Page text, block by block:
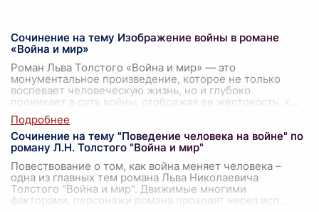
Сочинение на тему Изображение войны в романе
«Война и мир»
Роман Льва Толстого «Война и мир» — это
монументальное произведение, которое не только
воспевает человеческую жизнь, но и глубоко
проникает в суть войны, отображая ее жестокость, х
Сочинение на тему "Поведение человека на войне" по
роману Л.Н. Толстого "Война и мир"
Повествование о том, как война меняет человека –
одна из главных тем романа Льва Николаевича
Толстого "Война и мир". Движимые многими
факторами, персонажи романа проходят через исп